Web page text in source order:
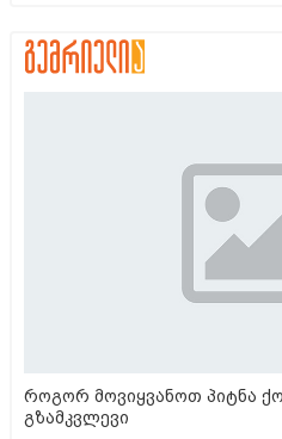
როგორ მოვიყვანოთ პიტნა
გზამკვლევი